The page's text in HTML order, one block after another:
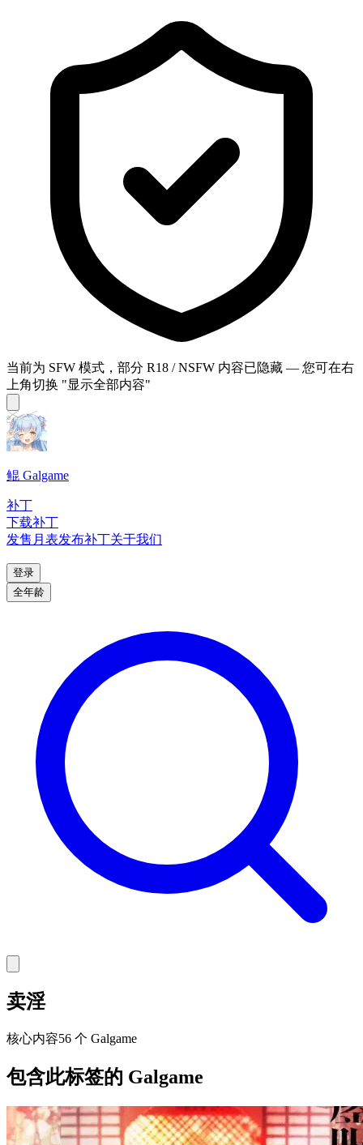
当前为 SFW 模式，部分 R18 / NSFW 内容已隐藏 — 您可在右
上角切换 "显示全部内容"
鲲 Galgame
补丁
下载补丁
发售月表发布补丁关于我们
登录
全年龄
卖淫
核心内容56 个 Galgame
包含此标签的 Galgame